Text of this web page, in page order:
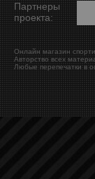
Партнеры
проекта:
Онлайн магазин
Авторство всех
Любые перепечатки в